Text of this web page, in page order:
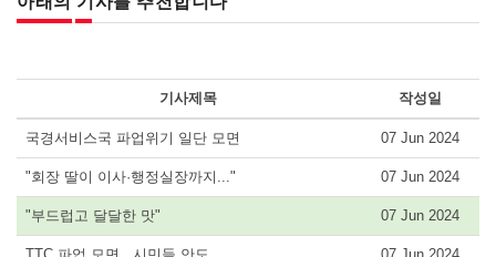
기사제목 작성일
국경서비스국 파업위기 일단 모면 07 Jun 2024
"회장 딸이 이사·행정실장까지..." 07 Jun 2024
"부드럽고 달달한 맛" 07 Jun 2024